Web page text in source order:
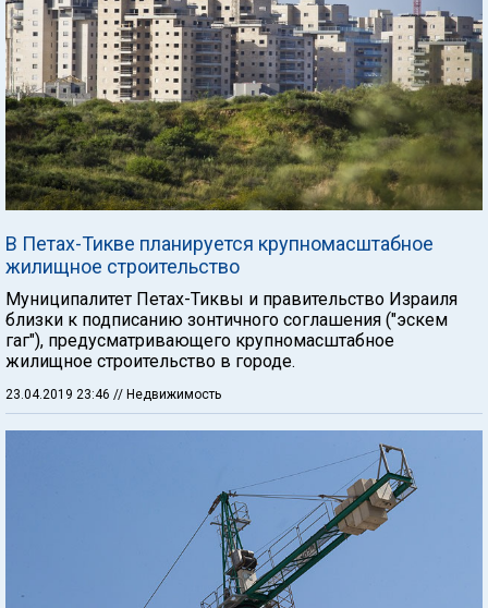
В Петах-Тикве планируется крупномасштабное
жилищное строительство
Муниципалитет Петах-Тиквы и правительство Израиля
близки к подписанию зонтичного соглашения ("эскем
гаг"), предусматривающего крупномасштабное
жилищное строительство в городе.
23.04.2019 23:46 // Недвижимость